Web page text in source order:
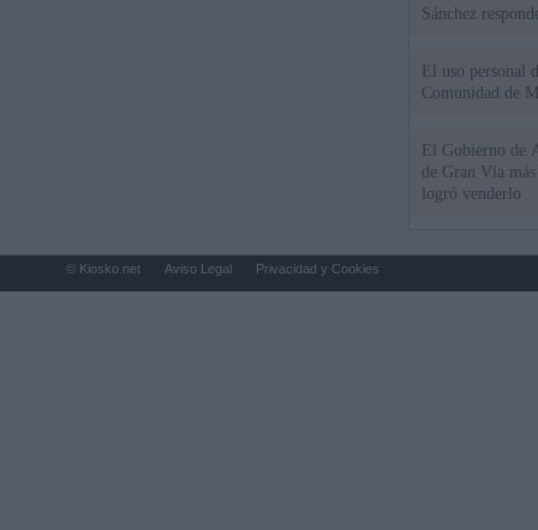
Sánchez
El uso personal
Comunidad de
El Gobierno de
de Gran Vía
logró venderlo
© Kiosko.net Aviso Legal Privacidad y Cookies